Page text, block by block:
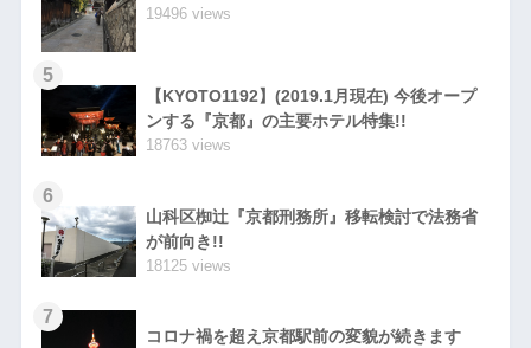
19496 views
5
【KYOTO1192】(2019.1月現在) 今後オープ
ンする『京都』の主要ホテル特集!!
18763 views
6
山科区椥辻『京都刑務所』移転検討で法務省
が前向き!!
18125 views
7
コロナ禍を超え京都駅前の変貌が続きます